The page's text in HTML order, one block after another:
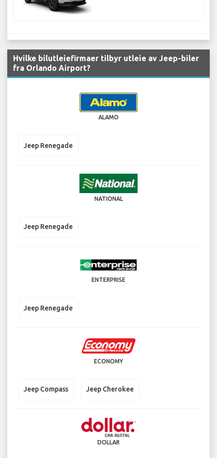
Hvilke bilutleiefirmaer tilbyr utleie av Jeep-biler
fra Orlando Airport?
ALAMO
Jeep Renegade
NATIONAL
Jeep Renegade
ENTERPRISE
Jeep Renegade
ECONOMY
Jeep Compass Jeep Cherokee
DOLLAR